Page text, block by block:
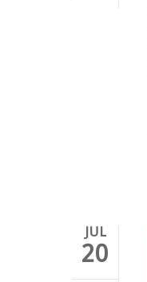
JUL
20